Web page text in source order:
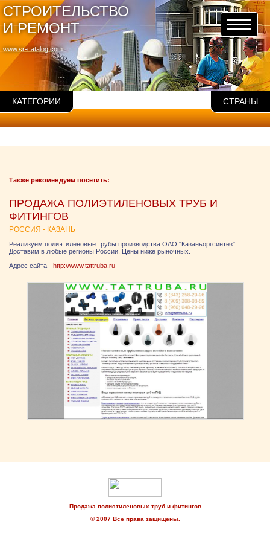
www.sr-catalog.com
СТРОИТЕЛЬСТВО
И РЕМОНТ
КАТЕГОРИИ СТРАНЫ
Также рекомендуем посетить:
ПРОДАЖА ПОЛИЭТИЛЕНОВЫХ ТРУБ И
ФИТИНГОВ
РОССИЯ - КАЗАНЬ
Реализуем полиэтиленовые трубы производства ОАО "Казаньоргсинтез".
Доставим в любые регионы России. Цены ниже рыночных.
Адрес сайта - http://www.tattruba.ru
Продажа полиэтиленовых труб и фитингов
© 2007 Все права защищены.